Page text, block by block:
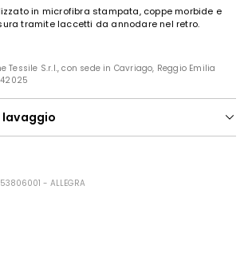
in microfibra stampata, coppe morbide e
tramite laccetti da annodare nel retro.
Tessile S.r.l., con sede in Cavriago, Reggio Emilia
lavaggio
asciugare in piano in ombra; non stirare; non
- ALLEGRA